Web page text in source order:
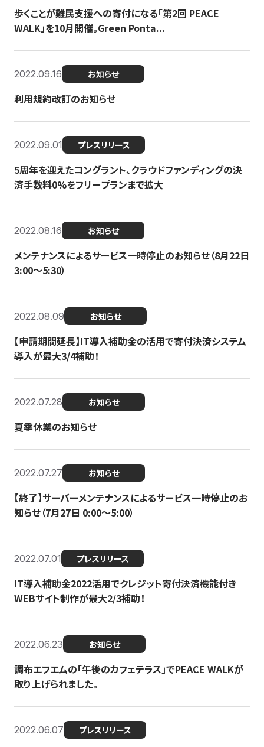
歩くことが難民支援への寄付になる「第2回 PEACE
WALK」を10月開催。Green Ponta...
2022.09.16 お知らせ
利用規約改訂のお知らせ
2022.09.01 プレスリリース
5周年を迎えたコングラント、クラウドファンディングの決
済手数料0%をフリープランまで拡大
2022.08.16 お知らせ
メンテナンスによるサービス一時停止のお知らせ（8月22日
3:00〜5:30）
2022.08.09 お知らせ
【申請期間延長】IT導入補助金の活用で寄付決済システム
導入が最大3/4補助！
2022.07.28 お知らせ
夏季休業のお知らせ
2022.07.27 お知らせ
【終了】サーバーメンテナンスによるサービス一時停止のお
知らせ（7月27日 0:00〜5:00）
2022.07.01 プレスリリース
IT導入補助金2022活用でクレジット寄付決済機能付き
WEBサイト制作が最大2/3補助！
2022.06.23 お知らせ
調布エフエムの「午後のカフェテラス」でPEACE WALKが
取り上げられました。
2022.06.07 プレスリリース